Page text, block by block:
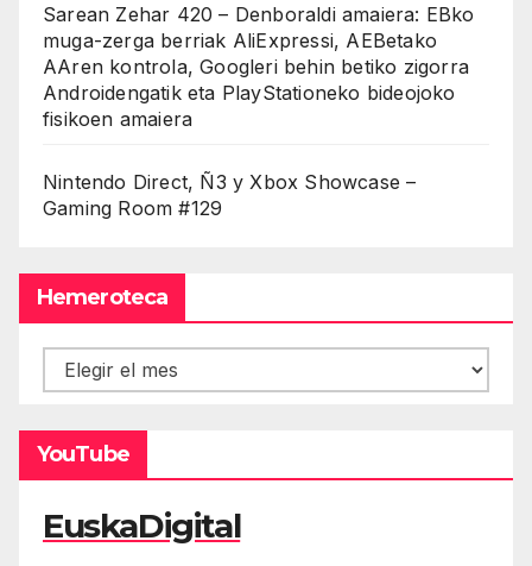
Sarean Zehar 420 – Denboraldi amaiera: EBko
muga-zerga berriak AliExpressi, AEBetako
AAren kontrola, Googleri behin betiko zigorra
Androidengatik eta PlayStationeko bideojoko
fisikoen amaiera
Nintendo Direct, Ñ3 y Xbox Showcase –
Gaming Room #129
Hemeroteca
Hemeroteca
YouTube
EuskaDigital